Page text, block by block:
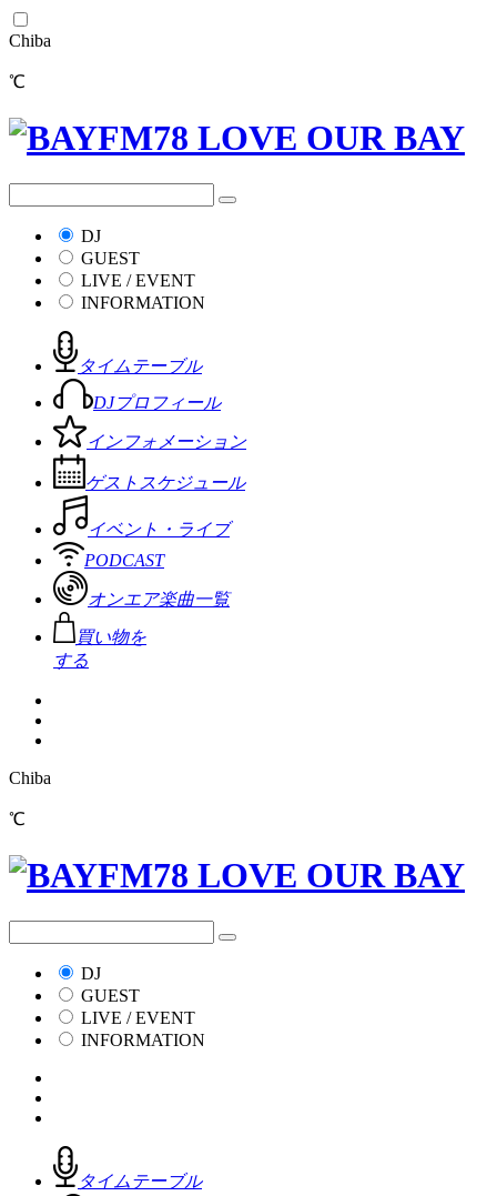
Chiba
℃
DJ
GUEST
LIVE / EVENT
INFORMATION
タイムテーブル
DJプロフィール
インフォメーション
ゲストスケジュール
イベント・ライブ
PODCAST
オンエア楽曲一覧
買い物を
する
Chiba
℃
DJ
GUEST
LIVE / EVENT
INFORMATION
タイムテーブル